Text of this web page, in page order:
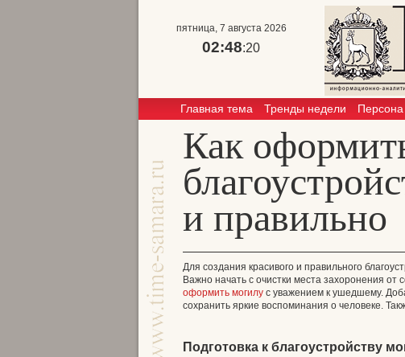
пятница, 7 августа 2026
02:48:20
Главная тема Тренды недели Персона
Как
и правильно
Для создания красивого и правильного
Важно начать с очистки места захоронения от
оформить могилу с уважением к ушедшему.
сохранить яркие воспоминания о человеке.
Подготовка к благоустройству